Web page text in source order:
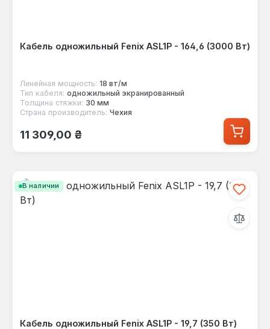
Кабель одножильный Fenix ASL1P - 164,6 (3000 Вт)
Линейная мощность: 18 вт/м
Тип кабеля: одножильный экранированный
Толщина стяжки: 30 мм
Страна производитель: Чехия
Обычная цена:
11 309,00 ₴
В наличии
Кабель одножильный Fenix ASL1P - 19,7 (350 Вт)